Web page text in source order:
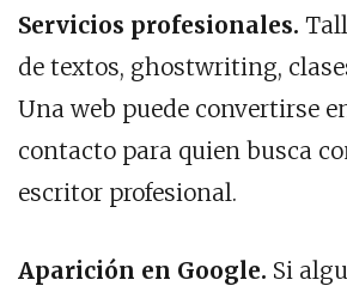
Servicios profesionales.
de textos, ghostwriting,
Una web puede convertirse
contacto para quien busca
escritor profesional.
Aparición en Google. Si